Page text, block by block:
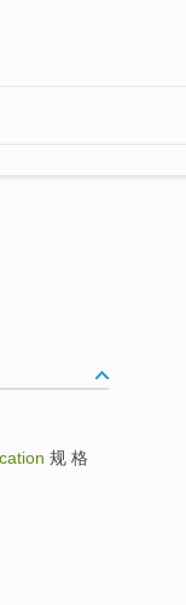
规 格